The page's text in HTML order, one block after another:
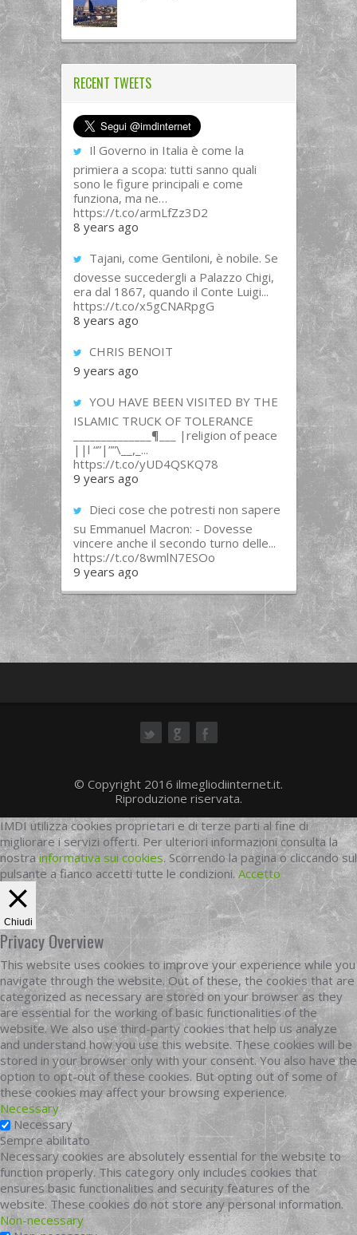
RECENT TWEETS
Il Governo in Italia è come la
primiera a scopa: tutti sanno quali
sono le figure principali e come
funziona, ma ne…
https://t.co/armLfZz3D2
8 years ago
Tajani, come Gentiloni, è nobile. Se
dovesse succedergli a Palazzo Chigi,
era dal 1867, quando il Conte Luigi...
https://t.co/x5gCNARpgG
8 years ago
CHRIS BENOIT
9 years ago
YOU HAVE BEEN VISITED BY THE
ISLAMIC TRUCK OF TOLERANCE
______________¶___ |religion of peace
||l “”|””\__,_...
https://t.co/yUD4QSKQ78
9 years ago
Dieci cose che potresti non sapere
su Emmanuel Macron: - Dovesse
vincere anche il secondo turno delle...
https://t.co/8wmlN7ESOo
9 years ago
© Copyright 2016 ilmegliodiinternet.it.
Riproduzione riservata.
IMDI utilizza cookies proprietari e di terze parti al fine di
migliorare i servizi offerti. Per ulteriori informazioni consulta la
nostrainformativa sui cookies. Scorrendo la pagina o cliccando sul
pulsante a fianco accetti tutte le condizioni. Accetto
Chiudi
Privacy Overview
This website uses cookies to improve your experience while you
navigate through the website. Out of these, the cookies that are
categorized as necessary are stored on your browser as they
are essential for the working of basic functionalities of the
website. We also use third-party cookies that help us analyze
and understand how you use this website. These cookies will be
stored in your browser only with your consent. You also have the
option to opt-out of these cookies. But opting out of some of
these cookies may affect your browsing experience.
Necessary
Necessary
Sempre abilitato
Necessary cookies are absolutely essential for the website to
function properly. This category only includes cookies that
ensures basic functionalities and security features of the
website. These cookies do not store any personal information.
Non-necessary